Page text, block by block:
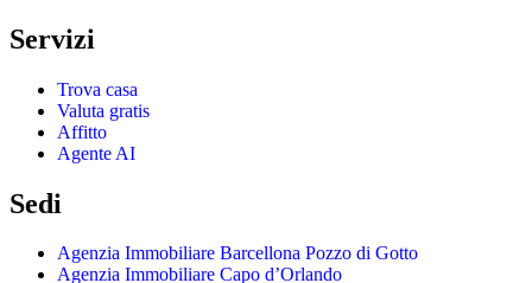
Servizi
Trova casa
Valuta gratis
Affitto
Agente AI
Sedi
Agenzia Immobiliare Barcellona Pozzo di Gotto
Agenzia Immobiliare Capo d’Orlando